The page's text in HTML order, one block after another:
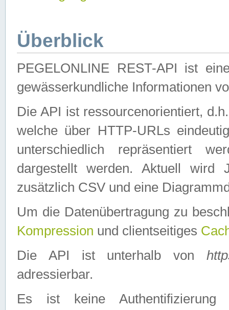
Überblick
PEGELONLINE REST-API ist
gewässerkundliche Informationen
Die API ist ressourcenorientiert,
welche über HTTP-URLs
unterschiedlich repräsentiert
dargestellt werden. Aktuell wird
zusätzlich CSV und eine
Um die Datenübertragung zu
Kompression und clientseitiges
Die API ist unterhalb von
adressierbar.
Es ist keine